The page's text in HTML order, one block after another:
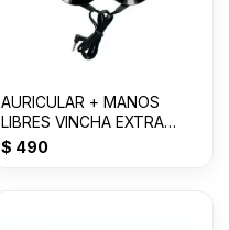
AURICULAR + MANOS
LIBRES VINCHA EXTRA
BASS 3.0mm MDR-
$ 490